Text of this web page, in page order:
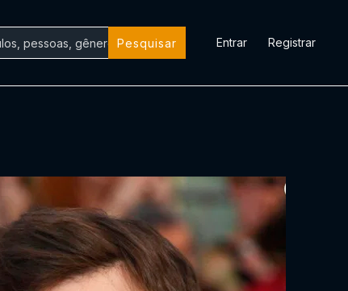
Pesquisar Entrar Registrar